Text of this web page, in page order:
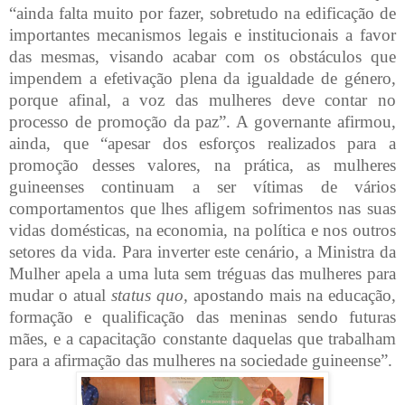
“ainda falta muito por fazer, sobretudo na edificação de
importantes mecanismos legais e institucionais a favor
das mesmas, visando acabar com os obstáculos que
impendem a efetivação plena da igualdade de género,
porque afinal, a voz das mulheres deve contar no
processo de promoção da paz”. A governante afirmou,
ainda, que “apesar dos esforços realizados para a
promoção desses valores, na prática, as mulheres
guineenses continuam a ser vítimas de vários
comportamentos que lhes afligem sofrimentos nas suas
vidas domésticas, na economia, na política e nos outros
setores da vida. Para inverter este cenário, a Ministra da
Mulher apela a uma luta sem tréguas das mulheres para
mudar o atual status quo, apostando mais na educação,
formação e qualificação das meninas sendo futuras
mães, e a capacitação constante daquelas que trabalham
para a afirmação das mulheres na sociedade guineense”.